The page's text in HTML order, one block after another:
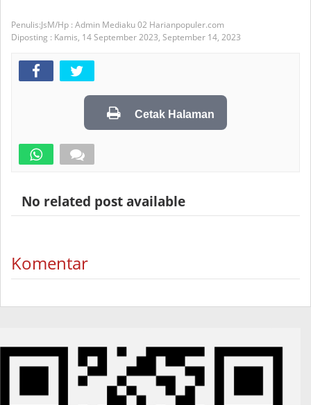
JsM/Hp : Admin Mediaku 02 Harianpopuler.com
Diposting : Kamis, 14 September 2023, September 14, 2023
Cetak Halaman
No related post available
Komentar